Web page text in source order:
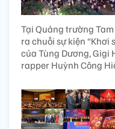
Tại Quảng trường
ra chuỗi sự kiện “Khơi
của Tùng Dương, Gigi
rapper Huỳnh Công